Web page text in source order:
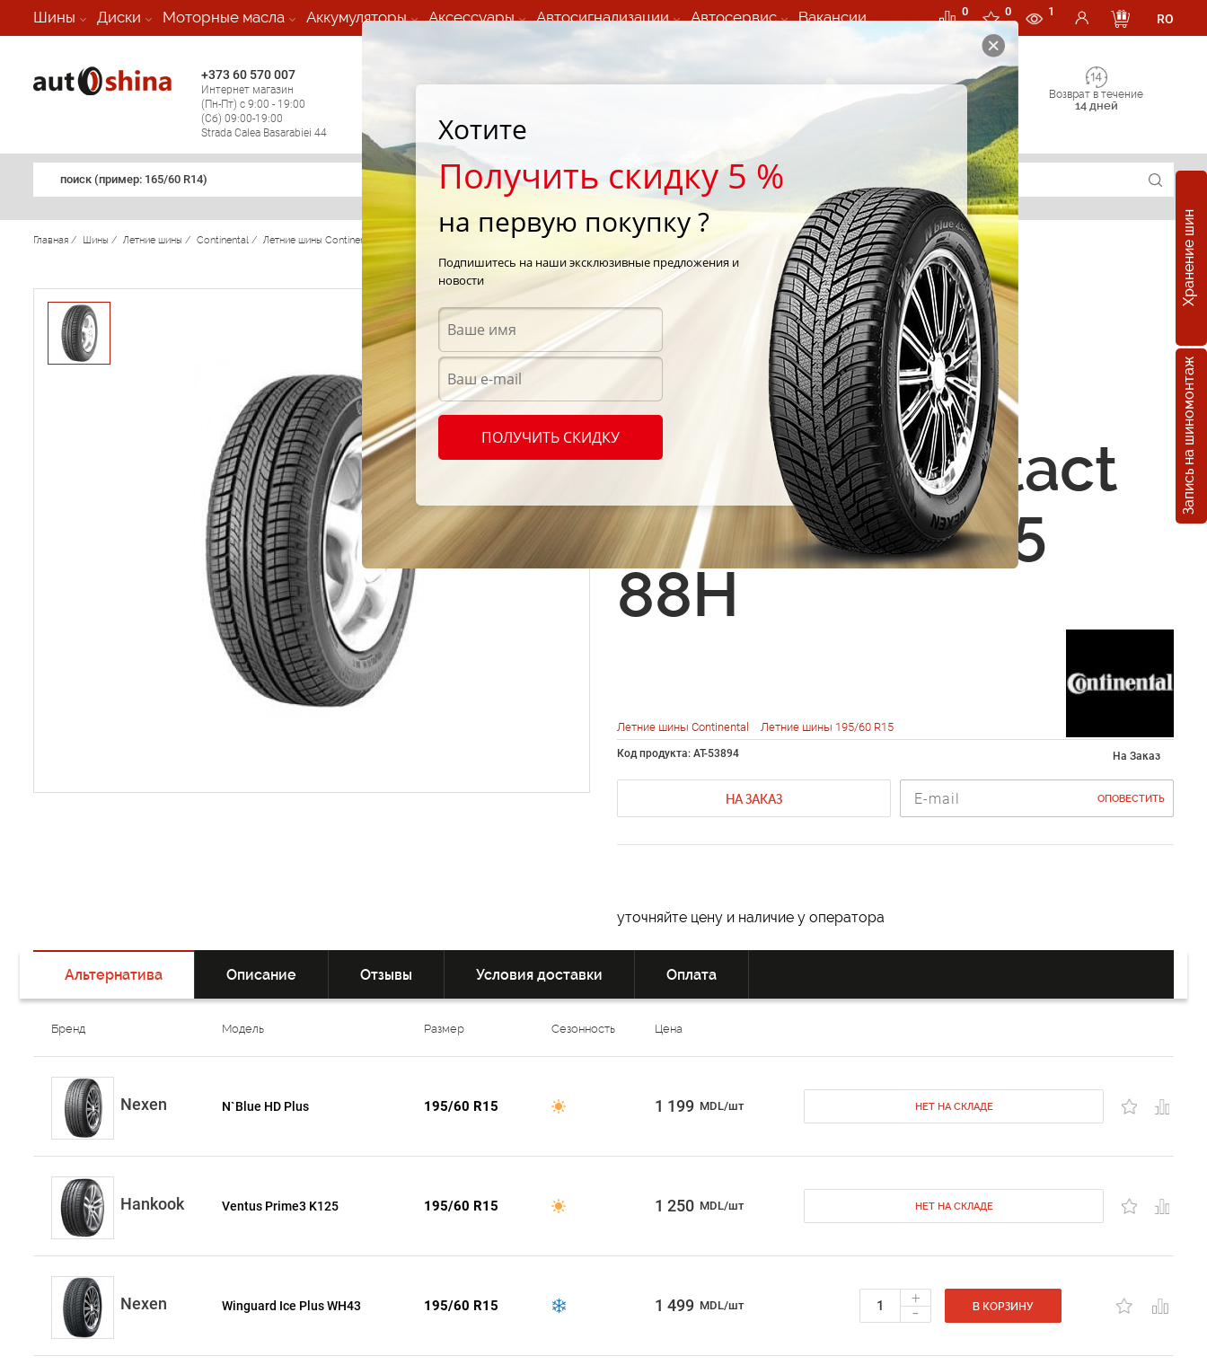
Шины Диски Моторные масла Аккумуляторы Аксессуары Автосигнализации Автосервис Вакансии 0 0 1
RO
+373 60 570 007
Интернет магазин
(Пн-Пт) с 9:00 - 19:00
(Сб) 09:00-19:00
Strada Calea Basarabiei 44
Мобильный шиномонтаж 24/7
Возврат в течение
14 дней
поиск (примеp: 165/60 R14)
Хранение шин
Запись на шиномонтаж
Главная / Шины / Летние шины / Continental / Летние шины Continental/ ContiEcoContact EP Continental ContiEcoContact EP 195/60 R15 88H
Летние шины
Continental
ContiEcoContact
EP 195/60 R15
88H
Летние шины Continental Летние шины 195/60 R15
Код продукта: AT-53894 На Заказ
НА ЗАКАЗ ОПОВЕСТИТЬ
уточняйте цену и наличие у оператора
Альтернатива Описание Отзывы Условия доставки Оплата
Бренд Модель Размер Сезонность Цена
Nexen N`Blue HD Plus 195/60 R15 1 199 MDL/шт НЕТ НА СКЛАДЕ
Hankook Ventus Prime3 K125 195/60 R15 1 250 MDL/шт НЕТ НА СКЛАДЕ
Nexen Winguard Ice Plus WH43 195/60 R15 1 499 MDL/шт +
- В КОРЗИНУ
Хотите
Получить скидку 5 %
на первую покупку ?
Подпишитесь на наши эксклюзивные предложения и
новости
ПОЛУЧИТЬ СКИДКУ